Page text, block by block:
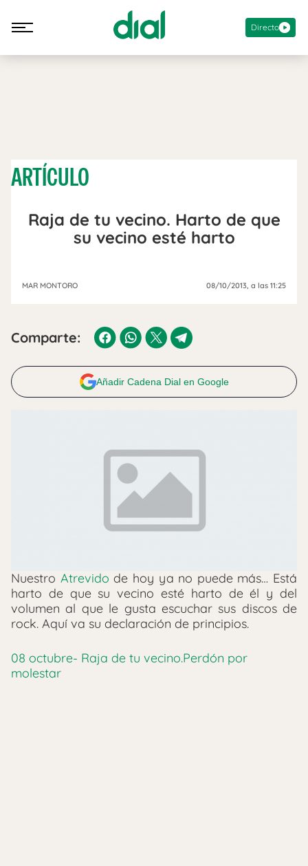
Directo
ARTÍCULO
Raja de tu vecino. Harto de que
su vecino esté harto
MAR MONTORO 08/10/2013, a las 11:25
Comparte:
Añadir Cadena Dial en Google
Nuestro Atrevido de hoy ya no puede más… Está
harto de que su vecino esté harto de él y del
volumen al que le gusta escuchar sus discos de
rock. Aquí va su declaración de principios.
08 octubre- Raja de tu vecino.Perdón por
molestar